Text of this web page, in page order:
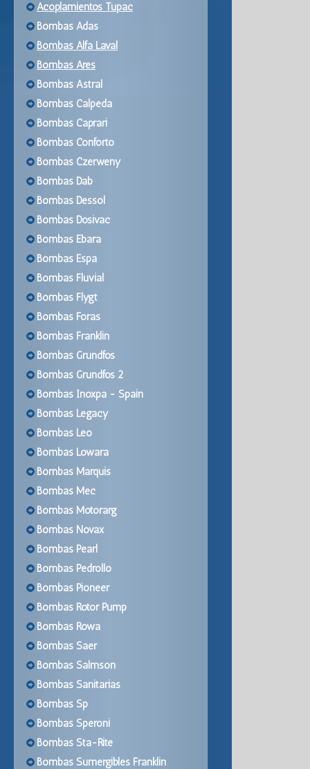
Acoplamientos Tupac
Bombas Adas
Bombas Alfa Laval
Bombas Ares
Bombas Astral
Bombas Calpeda
Bombas Caprari
Bombas Conforto
Bombas Czerweny
Bombas Dab
Bombas Dessol
Bombas Dosivac
Bombas Ebara
Bombas Espa
Bombas Fluvial
Bombas Flygt
Bombas Foras
Bombas Franklin
Bombas Grundfos
Bombas Grundfos 2
Bombas Inoxpa - Spain
Bombas Legacy
Bombas Leo
Bombas Lowara
Bombas Marquis
Bombas Mec
Bombas Motorarg
Bombas Novax
Bombas Pearl
Bombas Pedrollo
Bombas Pioneer
Bombas Rotor Pump
Bombas Rowa
Bombas Saer
Bombas Salmson
Bombas Sanitarias
Bombas Sp
Bombas Speroni
Bombas Sta-Rite
Bombas Sumergibles Franklin